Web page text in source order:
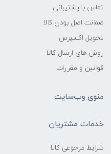
تماس با پشتیبانی
ضمانت اصل بودن کالا
تحویل اکسپرس
روش های ارسال کالا
قوانین و مقررات
منوی وب‌سایت
خدمات مشتریان
شرایط مرجوعی کالا